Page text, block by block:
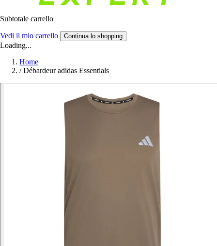
Subtotale carrello
Vedi il mio carrello Continua lo shopping
Loading...
Home
/ Débardeur adidas Essentials